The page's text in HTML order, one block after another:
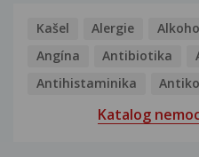
Kašel Alergie
Angína
Antibiotika
Antihistaminika
Katalog